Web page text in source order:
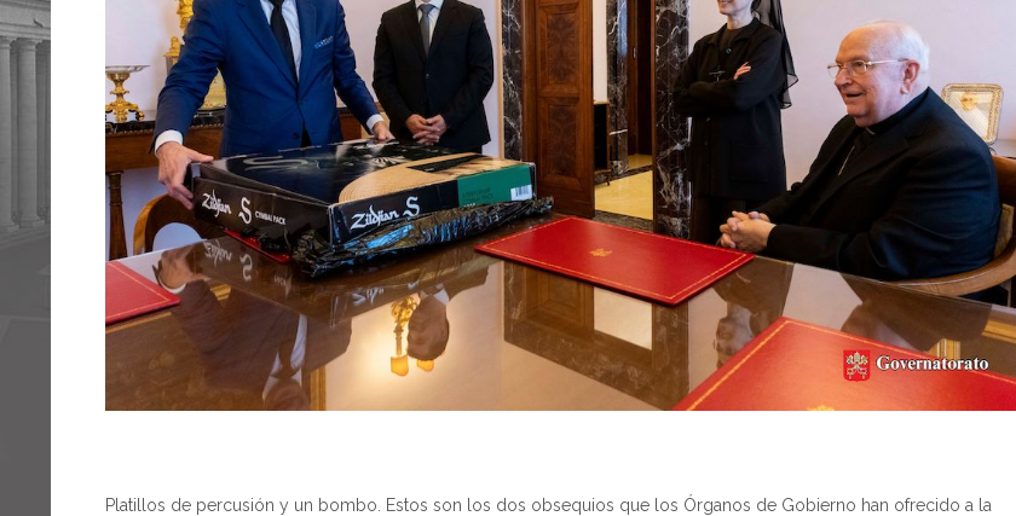
Platillos de percusión y un bombo. Estos son los dos obsequios que los Órganos de Gobierno han ofrecido a la